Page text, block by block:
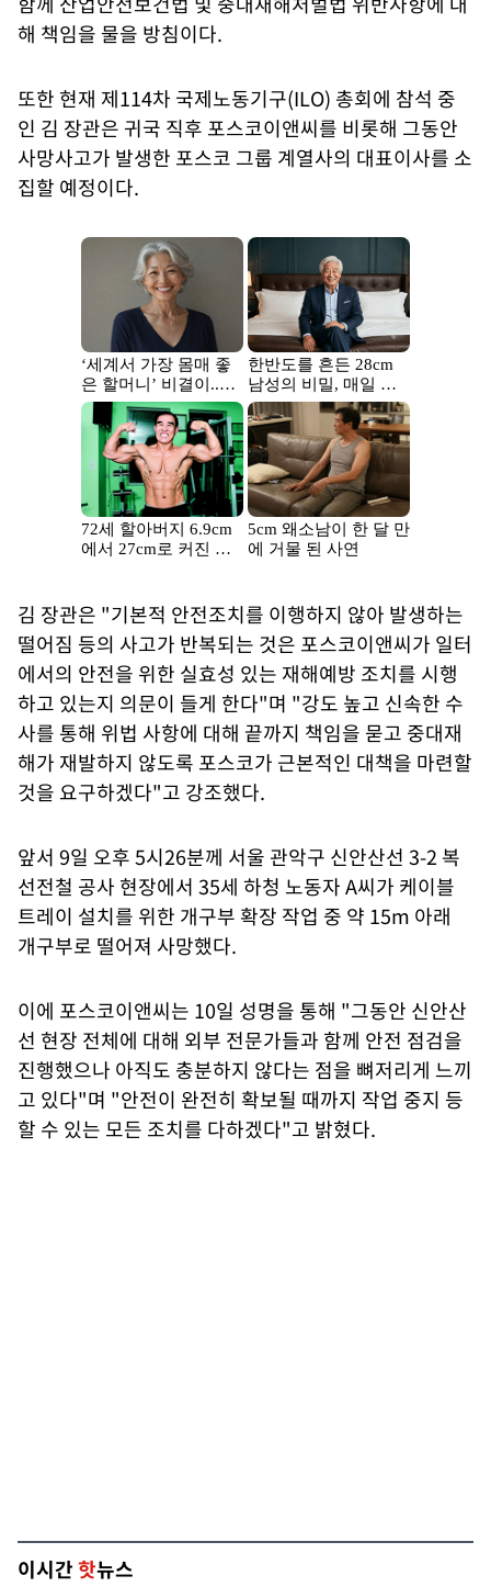
해 책임을 물을 방침이다.
또한 현재 제114차 국제노동기구(ILO) 총회에 참석 중
인 김 장관은 귀국 직후 포스코이앤씨를 비롯해 그동안
사망사고가 발생한 포스코 그룹 계열사의 대표이사를 소
집할 예정이다.
김 장관은 "기본적 안전조치를 이행하지 않아 발생하는
떨어짐 등의 사고가 반복되는 것은 포스코이앤씨가 일터
에서의 안전을 위한 실효성 있는 재해예방 조치를 시행
하고 있는지 의문이 들게 한다"며 "강도 높고 신속한 수
사를 통해 위법 사항에 대해 끝까지 책임을 묻고 중대재
해가 재발하지 않도록 포스코가 근본적인 대책을 마련할
것을 요구하겠다"고 강조했다.
앞서 9일 오후 5시26분께 서울 관악구 신안산선 3-2 복
선전철 공사 현장에서 35세 하청 노동자 A씨가 케이블
트레이 설치를 위한 개구부 확장 작업 중 약 15m 아래
개구부로 떨어져 사망했다.
이에 포스코이앤씨는 10일 성명을 통해 "그동안 신안산
선 현장 전체에 대해 외부 전문가들과 함께 안전 점검을
진행했으나 아직도 충분하지 않다는 점을 뼈저리게 느끼
고 있다"며 "안전이 완전히 확보될 때까지 작업 중지 등
할 수 있는 모든 조치를 다하겠다"고 밝혔다.
이시간핫뉴스